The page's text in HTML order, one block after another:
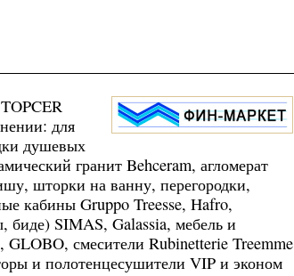
для
душевых
гранит Behceram, агломерат
шторки на ванну, перегородки,
кабины Gruppo Treesse, Hafro,
биде) SIMAS, Galassia, мебель и
смесители Rubinetterie Treemme
и полотенцесушители VIP и эконом